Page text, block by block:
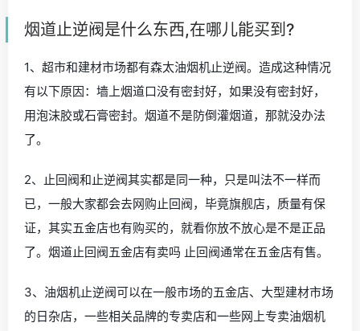
烟道止逆阀是什么东西,在哪儿能买到?
1、超市和建材市场都有森太油烟机止逆阀。造成这种情况
有以下原因：墙上烟道口没有密封好，如果没有密封好，
用泡沫胶或石膏密封。烟道不是防倒灌烟道，那就没办法
了。
2、止回阀和止逆阀其实都是同一种，只是叫法不一样而
已，一般大家都会去网购止回阀，毕竟旗舰店，质量有保
证，其实五金店也有购买的，就看你放不放心是不是正品
了。烟道止回阀五金店有卖吗 止回阀通常在五金店有售。
3、油烟机止逆阀可以在一般市场的五金店、大型建材市场
的日杂店，一些相关品牌的专卖店和一些网上专卖油烟机